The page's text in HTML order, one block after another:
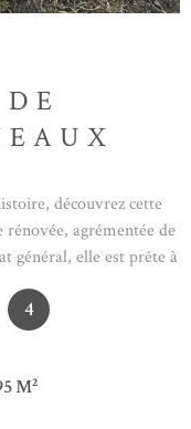
découvrez cette
rénovée, agrémentée de
général, elle est prête à
plus de 230 m²
salle à manger
m², une suite parentale
de 26, 26 et 23
un dressing, une
4
M²